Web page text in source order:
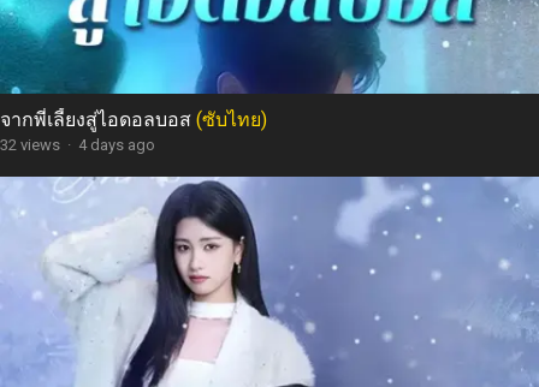
จากพี่เลี้ยงสู่ไอดอลบอส (ซับไทย)
32 views · 4 days ago